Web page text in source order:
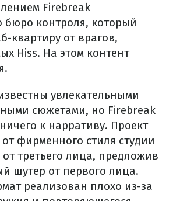
Firebreak
бюро контроля, который
квартиру от врагов,
Hiss. На этом контент
увлекательными
сюжетами, но Firebreak
к нарративу. Проект
фирменного стиля студии
третьего лица, предложив
шутер от первого лица.
реализован плохо из-за